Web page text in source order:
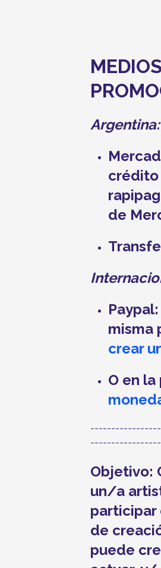
Argentina:
crédito
de
misma
crear
O en
Objetivo:
un/a
participar
de
puede